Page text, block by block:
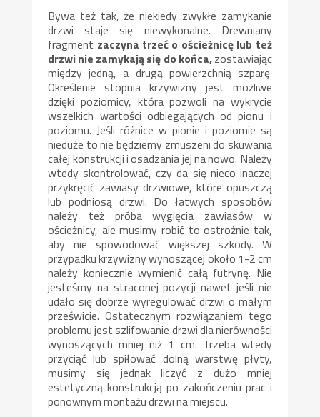
Bywa też tak, że niekiedy zwykłe zamykanie
drzwi staje się niewykonalne. Drewniany
fragment zaczyna trzeć o ościeżnicę lub też
drzwi nie zamykają się do końca,zostawiając
między jedną, a drugą powierzchnią szparę.
Określenie stopnia krzywizny jest możliwe
dzięki poziomicy, która pozwoli na wykrycie
wszelkich wartości odbiegających od pionu i
poziomu. Jeśli różnice w pionie i poziomie są
nieduże to nie będziemy zmuszeni do skuwania
całej konstrukcji i osadzania jej na nowo. Należy
wtedy skontrolować, czy da się nieco inaczej
przykręcić zawiasy drzwiowe, które opuszczą
lub podniosą drzwi. Do łatwych sposobów
należy też próba wygięcia zawiasów w
ościeżnicy, ale musimy robić to ostrożnie tak,
aby nie spowodować większej szkody. W
przypadku krzywizny wynoszącej około 1-2 cm
należy koniecznie wymienić całą futrynę. Nie
jesteśmy na straconej pozycji nawet jeśli nie
udało się dobrze wyregulować drzwi o małym
prześwicie. Ostatecznym rozwiązaniem tego
problemu jest szlifowanie drzwi dla nierówności
wynoszących mniej niż 1 cm. Trzeba wtedy
przyciąć lub spiłować dolną warstwę płyty,
musimy się jednak liczyć z dużo mniej
estetyczną konstrukcją po zakończeniu prac i
ponownym montażu drzwi na miejscu.